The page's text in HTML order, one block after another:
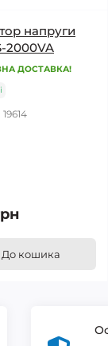
напруги
2000VA
ДОСТАВКА!
19614
До кошика